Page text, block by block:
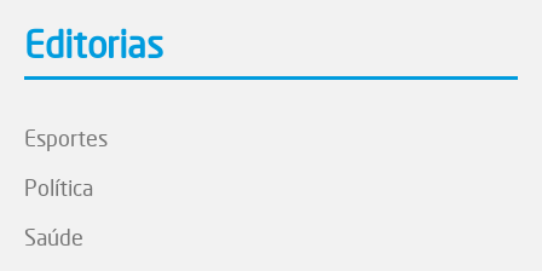
Editorias
Esportes
Política
Saúde